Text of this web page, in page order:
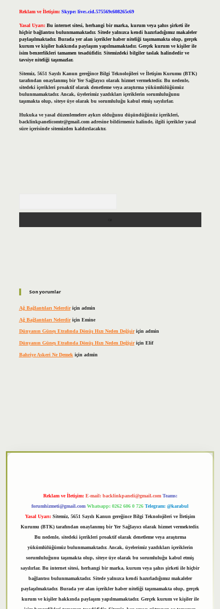
Reklam ve İletişim: Skype: live:.cid.575569c608265c69
Yasal Uyarı: Bu internet sitesi, herhangi bir marka, kurum veya şahıs şirketi ile
hiçbir bağlantısı bulunmamaktadır. Sitede yalnızca kendi hazırladığımız makaleler
paylaşılmaktadır. Burada yer alan içerikler haber niteliği taşımamakta olup, gerçek
kurum ve kişiler hakkında paylaşım yapılmamaktadır. Gerçek kurum ve kişiler ile
isim benzerlikleri tamamen tesadüfidir. Sitemizdeki bilgiler taslak halindedir ve
tavsiye niteliği taşımazlar.
Sitemiz, 5651 Sayılı Kanun gereğince Bilgi Teknolojileri ve İletişim Kurumu (BTK)
tarafından onaylanmış bir Yer Sağlayıcı olarak hizmet vermektedir. Bu nedenle,
sitedeki içerikleri proaktif olarak denetleme veya araştırma yükümlülüğümüz
bulunmamaktadır. Ancak, üyelerimiz yazdıkları içeriklerin sorumluluğunu
taşımakta olup, siteye üye olarak bu sorumluluğu kabul etmiş sayılırlar.
Hukuka ve yasal düzenlemelere aykırı olduğunu düşündüğünüz içerikleri,
backlinkpanelicomtr@gmail.comadresine bildirmeniz halinde, ilgili içerikler yasal
süre içerisinde sitemizden kaldırılacaktır.
Son yorumlar
Ağ Bağlantıları Nelerdiriçin admin
Ağ Bağlantıları Nelerdiriçin Emine
Dünyanın Güneş Etrafında Dönüş Hızı Neden Değişiriçin admin
Dünyanın Güneş Etrafında Dönüş Hızı Neden Değişiriçin Elif
Bahriye Askeri Ne Demek için admin
Reklam ve İletişim: E-mail: backlinkpaneli@gmail.com Teams:
forumhizmeti@gmail.com Whatsapp: 0262 606 0 726 Telegram: @karabul
Yasal Uyarı: Sitemiz, 5651 Sayılı Kanun gereğince Bilgi Teknolojileri ve İletişim
Kurumu (BTK) tarafından onaylanmış bir Yer Sağlayıcı olarak hizmet vermektedir.
Bu nedenle, sitedeki içerikleri proaktif olarak denetleme veya araştırma
yükümlülüğümüz bulunmamaktadır. Ancak, üyelerimiz yazdıkları içeriklerin
sorumluluğunu taşımakta olup, siteye üye olarak bu sorumluluğu kabul etmiş
sayılırlar. Bu internet sitesi, herhangi bir marka, kurum veya şahıs şirketi ile hiçbir
bağlantısı bulunmamaktadır. Sitede yalnızca kendi hazırladığımız makaleler
paylaşılmaktadır. Burada yer alan içerikler haber niteliği taşımamakta olup, gerçek
kurum ve kişiler hakkında paylaşım yapılmamaktadır. Gerçek kurum ve kişiler ile